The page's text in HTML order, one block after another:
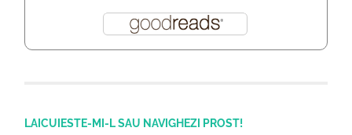
LAICUIESTE-MI-L SAU NAVIGHEZI PROST!